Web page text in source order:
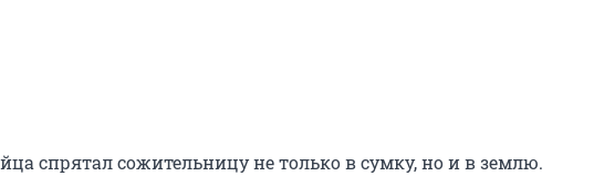
спрятал сожительницу не только в сумку, но и в землю.